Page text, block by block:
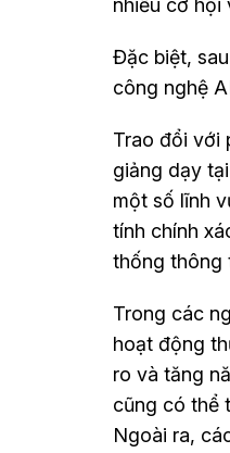
nhiều cơ hội
Đặc biệt,
công nghệ
Trao đổi với
giảng dạy
một số lĩnh
tính chính
thống thông
Trong các
hoạt động
ro và tăng
cũng có thể
Ngoài ra,